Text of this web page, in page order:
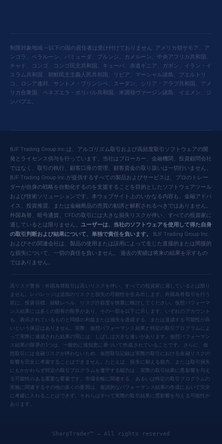
制限対象地域 —以下の国の居住者は受け付けておりません: アメリカ領サモア、ア
ンゴラ、ベラルーシ、バミューダ、ブルンジ、カメルーン、中央アフリカ共和国、
チャド、コンゴ、コンゴ民主共和国、キューバ、赤道ギニア、ガボン、イラン・イ
スラム共和国、朝鮮民主主義人民共和国、リビア、マーシャル諸島、プエルトリ
コ、ロシア連邦、サントメ・プリンシペ、スーダン、シリア・アラブ共和国、アメ
リカ合衆国、ベネズエラ・ボリバル共和国、米国領ヴァージン諸島、イエメン、ジ
ンバブエ。
BJF Trading Group Inc.は、アルゴリズム取引および高頻度取引ソフトウェアの開
発とライセンス供与を行っています。当社はブローカー、金融機関、投資顧問会社
ではなく、取引の執行、顧客口座の管理、顧客資金の取り扱いは一切行いません。
BJF Trading Group Inc.が提供するすべての製品およびサービスは、プロのトレー
ダーが自身の戦略を自動化するのを支援することを目的としたソフトウェアツール
および技術ソリューションです。本ウェブサイト上のいかなる内容も、金融アドバ
イス、投資推奨、または金融商品の売買の勧誘と解釈されるべきではありません。
外国為替、暗号通貨、CFDの取引には大きな損失リスクが伴い、すべての投資家に
適しているとは限りません。 ユーザーは、当社のソフトウェアを使用して得た自身
の取引判断および結果について、単独で責任を負います。
BJF Trading Group Inc.
およびその関連会社は、製品の使用または誤用によって生じた直接的または間接的
な損失について、一切の責任を負いません。 過去の実績は将来の結果を示すもの
ではありません。
高リスク警告：外国為替取引は高いリスクを伴い、すべての投資家に適しているとは限り
ません。レバレッジは追加のリスクと損失の可能性を生み出します。外国為替取引を行う
前に、投資目標、経験レベル、リスク許容度を慎重に検討してください。仮想パフォーマ
ンス結果には多くの固有の限界があり、その一部を以下に示します。いずれのアカウント
も、表示されているものと同様の利益または損失を達成する、または達成する可能性が高
いという保証はありません。実際、仮想パフォーマンス結果と特定の取引プログラムによ
って実際に達成された結果の間には、しばしば大きな違いがあります。仮想パフォーマン
ス結果の限界の1つは、一般的に後知恵に基づいて作成されていることです。さらに、仮
想取引には金融リスクが伴わないため、仮想取引記録は実際の取引における金融リスクの
影響を完全に考慮することはできません。たとえば、損失に耐える能力、または取引損失
にもかかわらず特定の取引プログラムを遵守する能力は、実際の取引結果に悪影響を与え
る可能性のある重要な要素です。市場全般に関連する、あるいは特定の取引プログラムの
実施に関連するその他の多くの要因は、仮説的なパフォーマンス結果の作成において完全
に考慮に入れることはできず、それらはすべて実際の取引結果に悪影響を与える可能性が
あります。
SharpTrader™ — All rights reserved